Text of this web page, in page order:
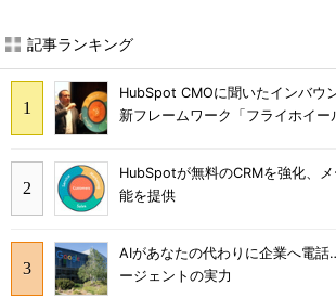
記事ランキング
HubSpot CMOに聞いたインバウ
新フレームワーク「フライホイー
HubSpotが無料のCRMを強化、
能を提供
AIがあなたの代わりに企業へ電
ージェントの実力